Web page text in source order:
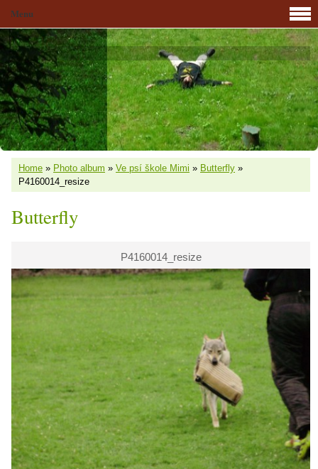
Home » Photo album » Ve psí škole Mimi » Butterfly »
P4160014_resize
Butterfly
P4160014_resize
Menu